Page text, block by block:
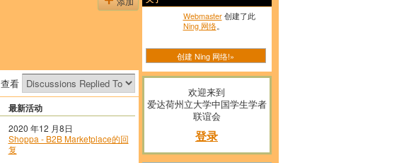
查看
最新活动
2020 年12 月8日
Shoppa - B2B Marketplace的回
复
Webmaster创建了此
Ning 网络。
创建 Ning 网络!»
欢迎来到
爱达荷州立大学中国学生学者
联谊会
登录